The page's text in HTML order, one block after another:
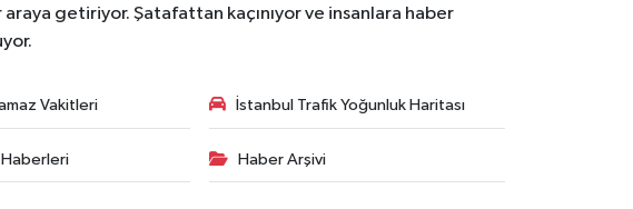
getiriyor. Şatafattan kaçınıyor ve insanlara haber
Vakitleri İstanbul Trafik Yoğunluk Haritası
Haberleri Haber Arşivi